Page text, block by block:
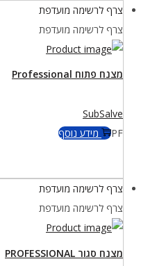
צרף לרשימה מועדפת
צרף לרשימה מועדפת
מצנח פתוח Professional
SubSalve
PF
מידע נוסף
צרף לרשימה מועדפת
צרף לרשימה מועדפת
מצנח סגור PROFESSIONAL